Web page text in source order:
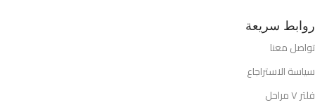
روابط سريعة
تواصل معنا
سياسة الاستراجاع
فلتر ٧ مراحل